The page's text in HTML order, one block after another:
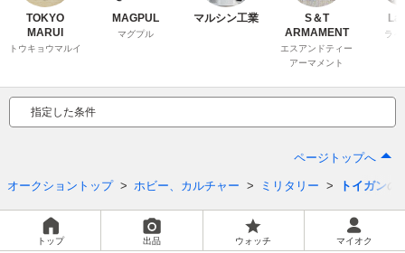
TOKYO
MARUI
トウキョウマルイ
MAGPUL
マグプル
マルシン工業
S＆T
ARMAMENT
エスアンドティー
アーマメント
ライ
指定した条件
ページトップへ
オークショントップ ホビー、カルチャー ミリタリー トイガンの
トップ 出品 ウォッチ マイオク